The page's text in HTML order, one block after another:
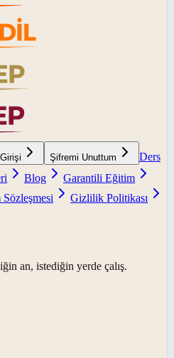
Şifremi Unuttum
Ders
Blog
Garantili Eğitim
Gizlilik Politikası
an, istediğin yerde çalış.